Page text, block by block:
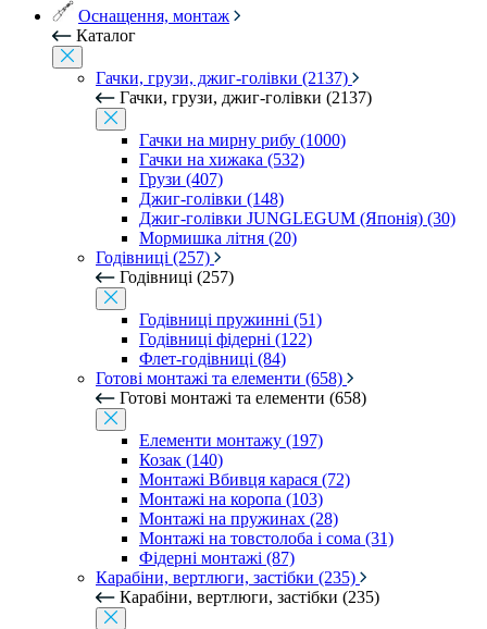
Оснащення, монтаж
Каталог
Гачки, грузи, джиг-голівки (2137)
Гачки, грузи, джиг-голівки (2137)
Гачки на мирну рибу (1000)
Гачки на хижака (532)
Грузи (407)
Джиг-голівки (148)
Джиг-голівки JUNGLEGUM (Японія) (30)
Мормишка літня (20)
Годівниці (257)
Годівниці (257)
Годівниці пружинні (51)
Годівниці фідерні (122)
Флет-годівниці (84)
Готові монтажі та елементи (658)
Готові монтажі та елементи (658)
Елементи монтажу (197)
Козак (140)
Монтажі Вбивця карася (72)
Монтажі на коропа (103)
Монтажі на пружинах (28)
Монтажі на товстолоба і сома (31)
Фідерні монтажі (87)
Карабіни, вертлюги, застібки (235)
Карабіни, вертлюги, застібки (235)